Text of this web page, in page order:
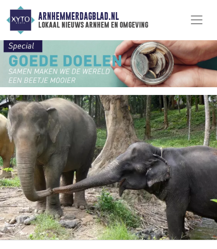
ARNHEMMERDAGBLAD.NL
lokaal nieuws arnhem en omgeving